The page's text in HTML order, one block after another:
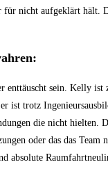
nicht aufgeklärt hält.
sein. Kelly ist
ist trotz
die nicht hielten.
oder das das
absolute